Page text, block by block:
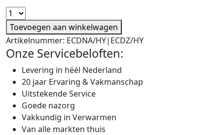
Toevoegen aan winkelwagen
Artikelnummer: ECDNA/HY|ECDZ/HY
Onze Servicebeloften:
Levering in héél Nederland
20 jaar Ervaring & Vakmanschap
Uitstekende Service
Goede nazorg
Vakkundig in Verwarmen
Van alle markten thuis